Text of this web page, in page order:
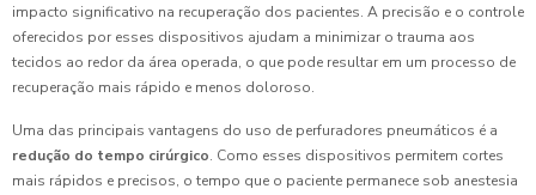
impacto significativo na recuperação dos pacientes. A precisão e o controle
oferecidos por esses dispositivos ajudam a minimizar o trauma aos
tecidos ao redor da área operada, o que pode resultar em um processo de
recuperação mais rápido e menos doloroso.
Uma das principais vantagens do uso de perfuradores pneumáticos é a
redução do tempo cirúrgico. Como esses dispositivos permitem cortes
mais rápidos e precisos, o tempo que o paciente permanece sob anestesia